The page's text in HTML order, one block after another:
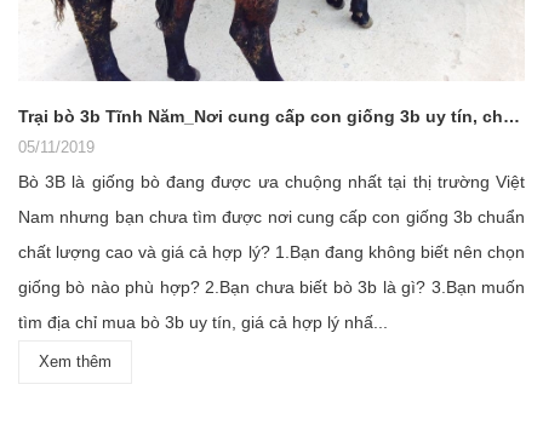
Trại bò 3b Tĩnh Năm_Nơi cung cấp con giống 3b uy tín, chất lượng cao, giá cả hợp lý nhất trường
05/11/2019
Bò 3B là giống bò đang được ưa chuộng nhất tại thị trường Việt
Nam nhưng bạn chưa tìm được nơi cung cấp con giống 3b chuẩn
chất lượng cao và giá cả hợp lý? 1.Bạn đang không biết nên chọn
giống bò nào phù hợp? 2.Bạn chưa biết bò 3b là gì? 3.Bạn muốn
tìm địa chỉ mua bò 3b uy tín, giá cả hợp lý nhấ...
Xem thêm